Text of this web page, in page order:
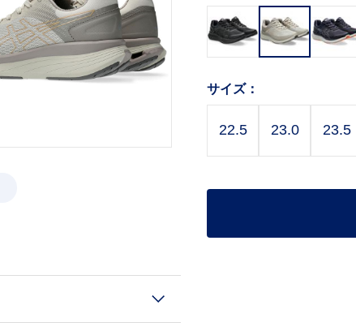
サイズ：
22.5 23.0 23.5